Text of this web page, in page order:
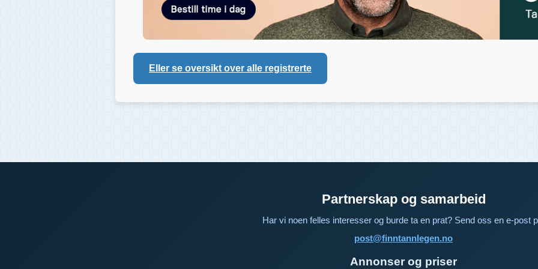
Eller se oversikt over alle registrerte
Partnerskap og samarbeid
Har vi noen felles interesser og burde ta en prat? Send oss en e-post
post@finntannlegen.no
Annonser og priser